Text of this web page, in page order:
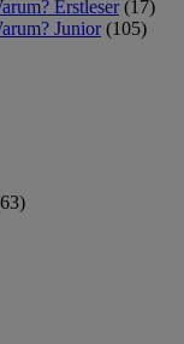
Erstleser (17)
Junior (105)